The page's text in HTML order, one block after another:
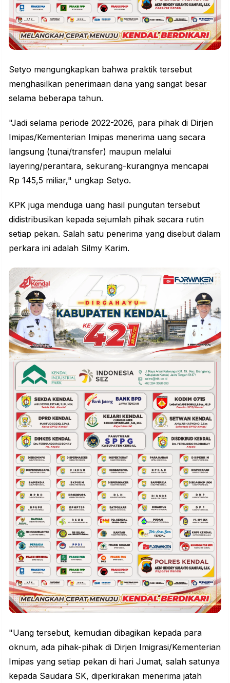
Setyo mengungkapkan bahwa praktik tersebut
menghasilkan penerimaan dana yang sangat besar
selama beberapa tahun.
"Jadi selama periode 2022-2026, para pihak di Dirjen
Imipas/Kementerian Imipas menerima uang secara
langsung (tunai/transfer) maupun melalui
layering/perantara, sekurang-kurangnya mencapai
Rp 145,5 miliar," ungkap Setyo.
KPK juga menduga uang hasil pungutan tersebut
didistribusikan kepada sejumlah pihak secara rutin
setiap pekan. Salah satu penerima yang disebut dalam
perkara ini adalah Silmy Karim.
"Uang tersebut, kemudian dibagikan kepada para
oknum, ada pihak-pihak di Dirjen Imigrasi/Kementerian
Imipas yang setiap pekan di hari Jumat, salah satunya
kepada Saudara SK, diperkirakan menerima jatah